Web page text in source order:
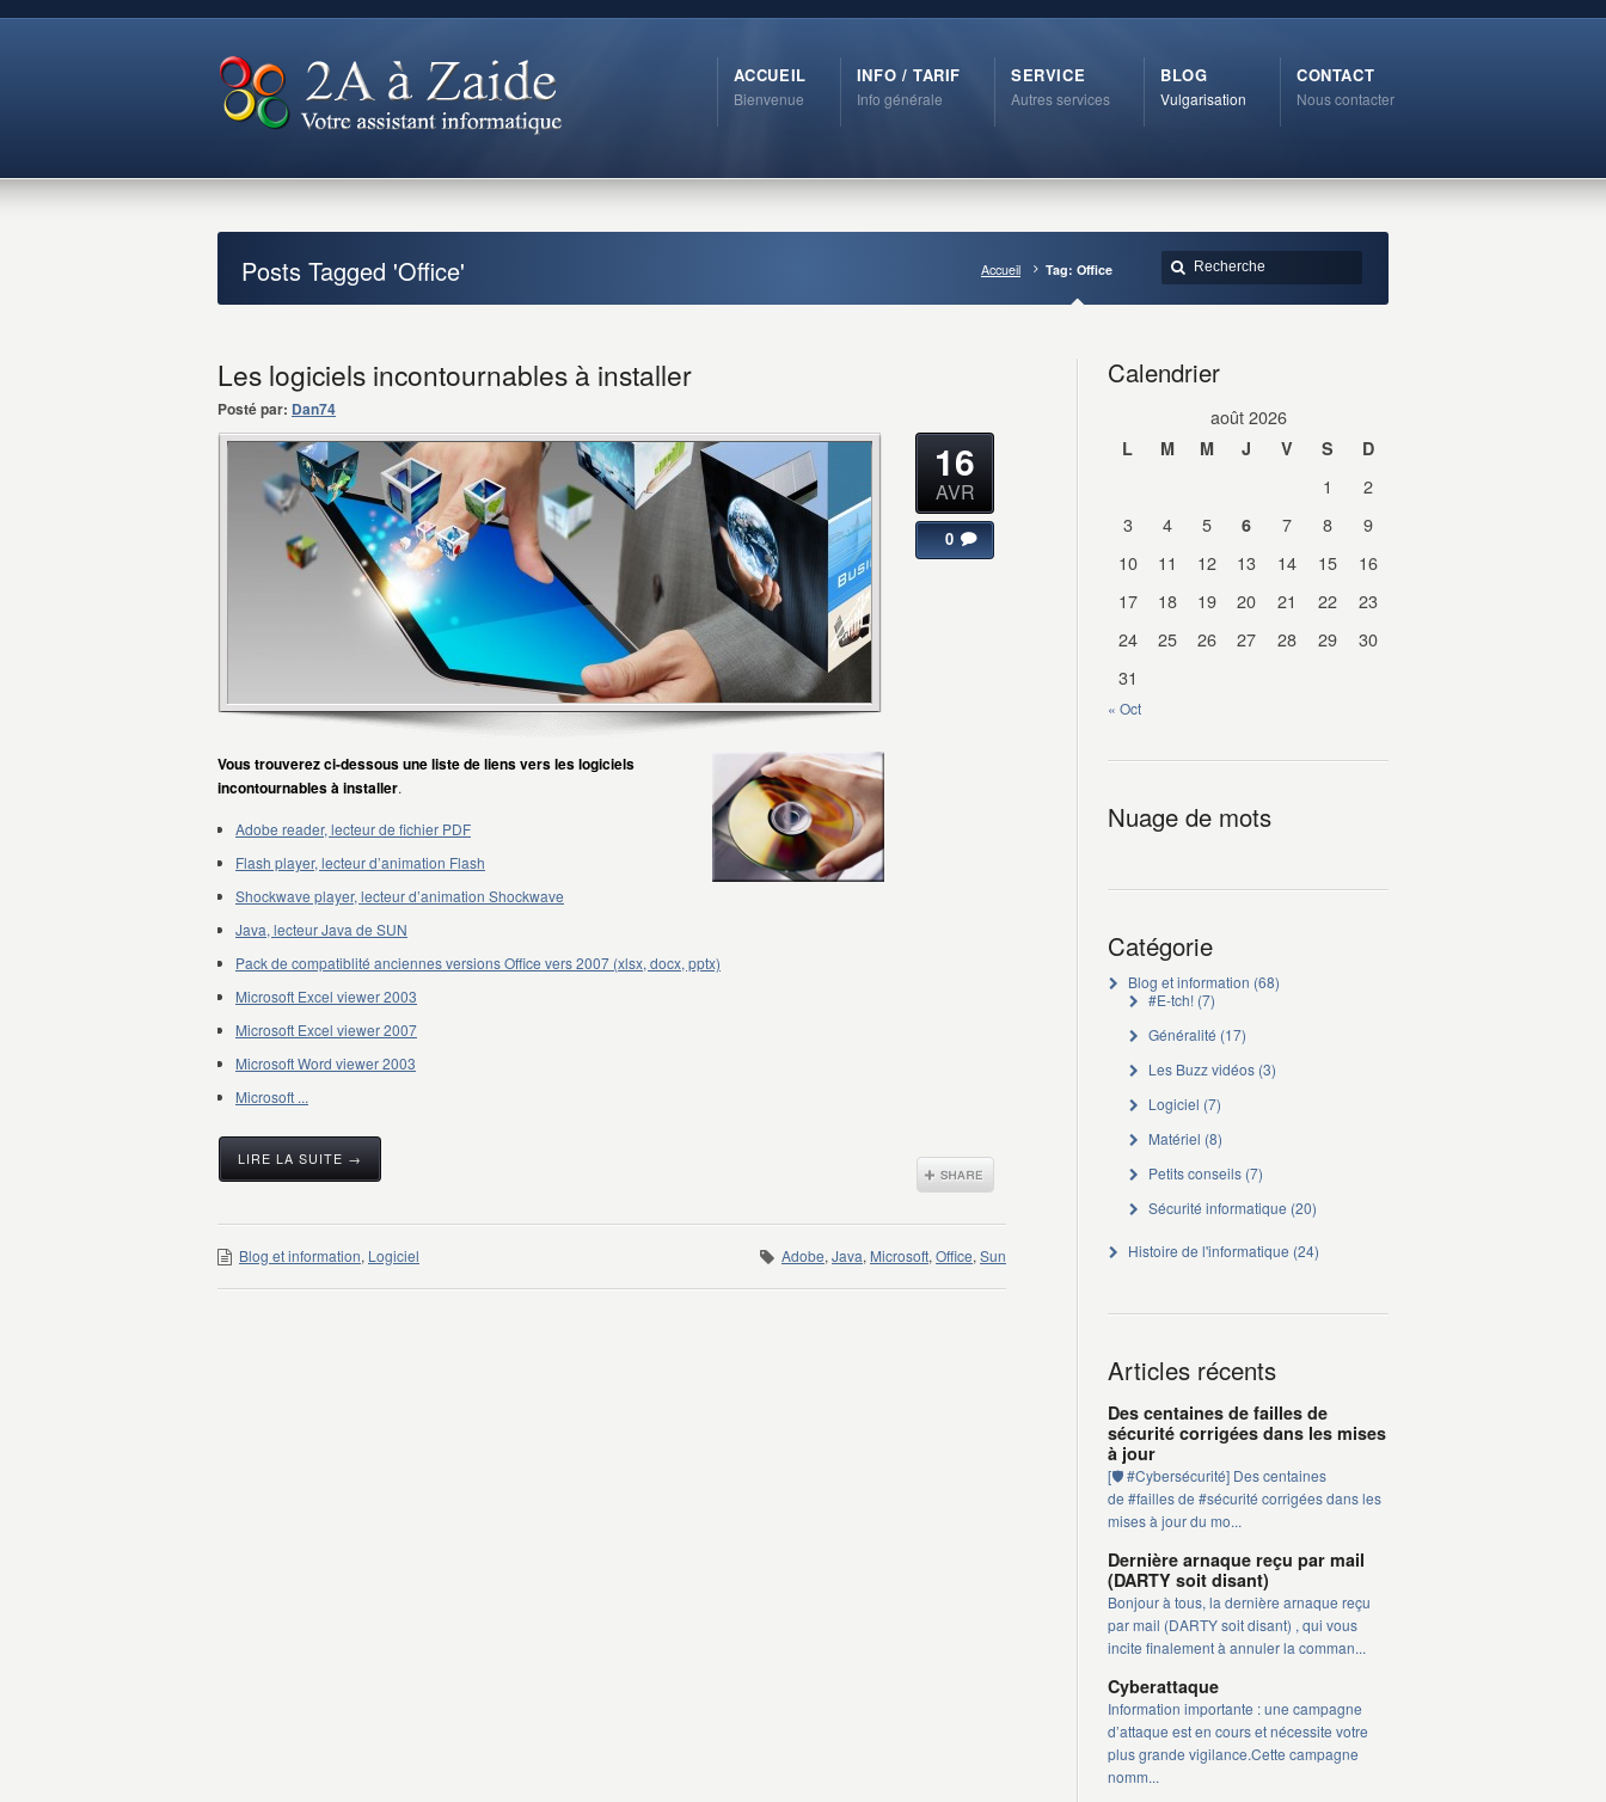
ACCUEIL
Bienvenue
INFO / TARIF
Info générale
SERVICE
Autres services
BLOG
Vulgarisation
CONTACT
Nous contacter
Posts Tagged 'Office' Accueil Tag: Office
Les logiciels incontournables à installer
Posté par: Dan74
Vous trouverez ci-dessous une liste de liens versles logiciels
incontournables à installer.
Adobe reader, lecteur de fichier PDF
Flash player, lecteur d’animation Flash
Shockwave player, lecteur d’animation Shockwave
Java, lecteur Java de SUN
Pack de compatiblité anciennes versions Office vers 2007 (xlsx, docx, pptx)
Microsoft Excel viewer 2003
Microsoft Excel viewer 2007
Microsoft Word viewer 2003
Microsoft ...
LIRE LA SUITE →
16
AVR
0
Blog et information, Logiciel Adobe, Java, Microsoft, Office, Sun
Calendrier
août 2026
L M M J V S D
1
2
3
4 5 6 7 8
9
10
11 12 13 14 15
16
17
18 19 20 21 22
23
24
25 26 27 28 29
30
31
« Oct
Nuage de mots
Catégorie
Blog et information (68)
#E-tch!(7)
Généralité (17)
Les Buzz vidéos(3)
Logiciel (7)
Matériel (8)
Petits conseils(7)
Sécurité informatique (20)
Histoire de l'informatique (24)
Articles récents
Des centaines de failles de
sécurité corrigées dans les mises
à jour
[🛡️ #Cybersécurité] Des centaines
de #failles de #sécurité corrigées dans les
mises à jour du mo...
Dernière arnaque reçu par mail
(DARTY soit disant)
Bonjour à tous, la dernière arnaque reçu
par mail (DARTY soit disant) , qui vous
incite finalement à annuler la comman...
Cyberattaque
Information importante : une campagne
d’attaque est en cours et nécessite votre
plus grande vigilance.Cette campagne
nomm...